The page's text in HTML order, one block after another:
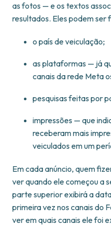
as fotos — e os textos
resultados. Eles podem ser
o país de veiculação;
as plataformas — já
canais da rede Meta
pesquisas feitas por
impressões — que
receberam mais
veiculados em um
Em cada anúncio, quem
ver quando ele começou a
parte superior exibirá a
primeira vez nos canais do
ver em quais canais ele foi